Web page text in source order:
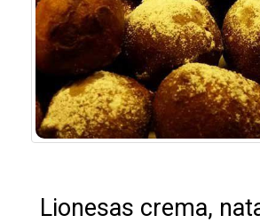
Lionesas crema,